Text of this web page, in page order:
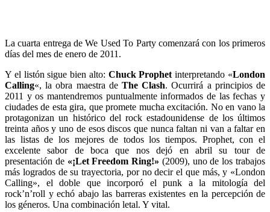
La cuarta entrega de We Used To Party comenzará con los primeros
días del mes de enero de 2011.
Y el listón sigue bien alto: Chuck Prophet interpretando «London
Calling«, la obra maestra de The Clash. Ocurrirá a principios de
2011 y os mantendremos puntualmente informados de las fechas y
ciudades de esta gira, que promete mucha excitación. No en vano la
protagonizan un histórico del rock estadounidense de los últimos
treinta años y uno de esos discos que nunca faltan ni van a faltar en
las listas de los mejores de todos los tiempos. Prophet, con el
excelente sabor de boca que nos dejó en abril su tour de
presentación de «¡Let Freedom Ring!» (2009), uno de los trabajos
más logrados de su trayectoria, por no decir el que más, y «London
Calling», el doble que incorporó el punk a la mitología del
rock’n’roll y echó abajo las barreras existentes en la percepción de
los géneros. Una combinación letal. Y vital.